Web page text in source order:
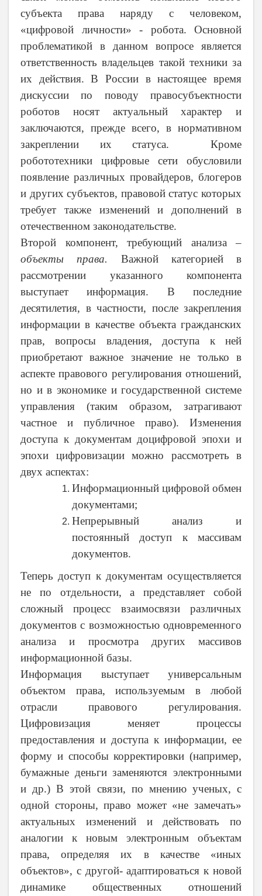
субъекта права наряду с человеком,
«цифровой личности» - робота. Основной
проблематикой в данном вопросе является
ответственность владельцев такой техники за
их действия. В России в настоящее время
дискуссии по поводу правосубъектности
роботов носят актуальный характер и
заключаются, прежде всего, в нормативном
закреплении их статуса. Кроме
робототехники цифровые сети обусловили
появление различных провайдеров, блогеров
и других субъектов, правовой статус которых
требует также изменений и дополнений в
отечественном законодательстве.
Второй компонент, требующий анализа –
объекты права.
Важной категорией в
рассмотрении указанного компонента
выступает информация. В последние
десятилетия, в частности, после закрепления
информации в качестве объекта гражданских
прав, вопросы владения, доступа к ней
приобретают важное значение не только в
аспекте правового регулирования отношений,
но и в экономике и государственной системе
управления (таким образом, затрагивают
частное и публичное право). Изменения
доступа к документам доцифровой эпохи и
эпохи цифровизации можно рассмотреть в
двух аспектах:
Информационный цифровой обмен
документами;
Непрерывный анализ и
постоянный доступ к массивам
документов.
Теперь доступ к документам осуществляется
не по отдельности, а представляет собой
сложный процесс взаимосвязи различных
документов с возможностью одновременного
анализа и просмотра других массивов
информационной базы.
Информация выступает универсальным
объектом права, используемым в любой
отрасли правового регулирования.
Цифровизация меняет процессы
предоставления и доступа к информации, ее
форму и способы корректировки (например,
бумажные деньги заменяются электронными
и др.) В этой связи, по мнению ученых, с
одной стороны, право может «не замечать»
актуальных изменений и действовать по
аналогии к новым электронным объектам
права, определяя их в качестве «иных
объектов», с другой- адаптироваться к новой
динамике общественных отношений